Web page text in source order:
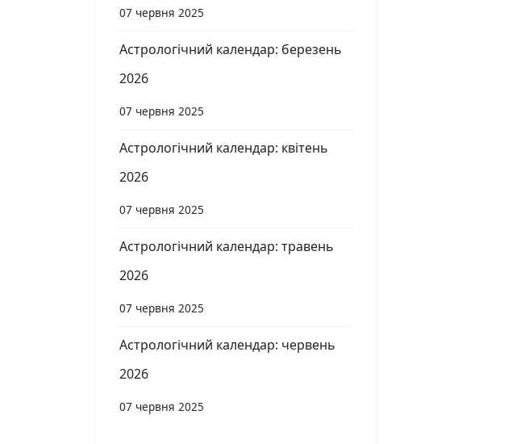
07 червня 2025
Астрологічний календар: березень
2026
07 червня 2025
Астрологічний календар: квітень
2026
07 червня 2025
Астрологічний календар: травень
2026
07 червня 2025
Астрологічний календар: червень
2026
07 червня 2025